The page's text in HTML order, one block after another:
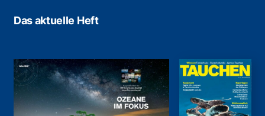
Das aktuelle Heft